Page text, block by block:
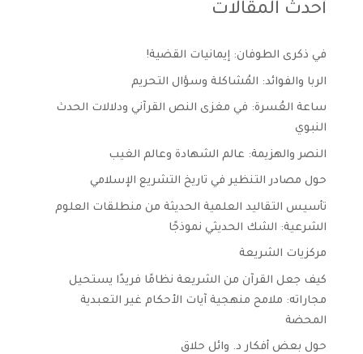
أحدث المقالات
في ذكرى الطوفان: إيمانيات القضية!
الربا والفوائد: المُشاكلة وسؤال التحريم
ساعة العُسرة: في مغزى النص القرآني ودلالات الحدث
النبوي
النصر والهزيمة: عالم الشهادة وعالم الغيب
حول مصادر التنظير في تاريخ التشريع الإسلامي
تأسيس التقاليد العلمية الحديثة من منطلقات العلوم
الشرعية: الشك الحديثي نموذجًا
مركزيات الشريعة
كيف جعل القرآن من الشريعة نظامًا فريدًا يستحيل
مجاراته: ملامح منهجية آيات الأحكام غير التعبدية
المحضة
حول بعض أفكار د. وائل حلاق